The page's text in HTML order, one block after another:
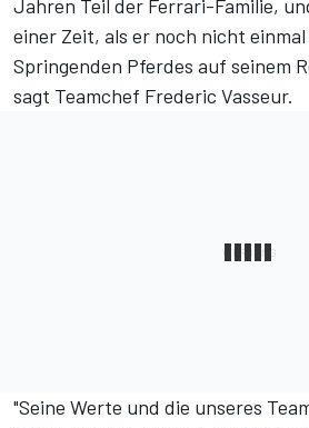
Jahren Teil der Ferrari-Familie,
einer Zeit, als er noch nicht einmal
Springenden Pferdes auf seinem
sagt Teamchef Frederic Vasseur.
"Seine Werte und die unseres